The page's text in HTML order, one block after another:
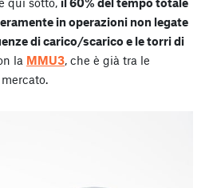
in operazioni non legate
di carico/scarico e le torri di
la MMU3, che è già tra le